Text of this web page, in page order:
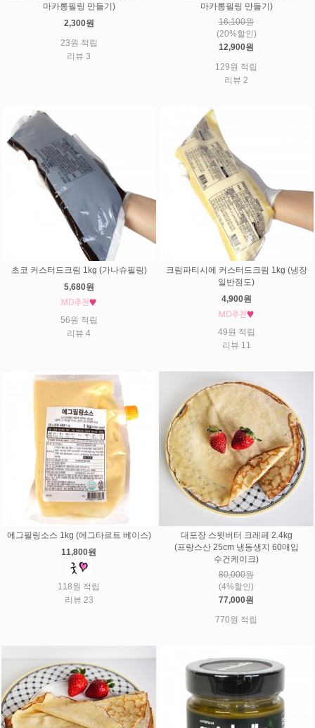
마카롱필링 만들기)
2,300원
23원 적립
리뷰 3
마카롱필링 만들기)
16,100원
(20%할인)
12,900원
129원 적립
리뷰 2
초코 커스터드크림 1kg (가나슈필링)
5,680원
56원 적립
리뷰 4
크림파티시에 커스터드크림 1kg (냉장
일반점도)
4,900원
49원 적립
리뷰 11
에그필링소스 1kg (에그타르트 베이스)
11,800원
118원 적립
리뷰 23
대포장 스윗버터 크레페 2.4kg
(프랑스산 25cm 냉동생지 60매입
수건케이크)
80,000원
(4%할인)
77,000원
770원 적립